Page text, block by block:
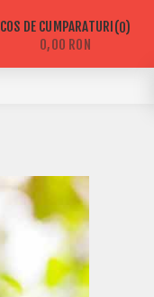
COS DE CUMPARATURI 0
0,00 RON